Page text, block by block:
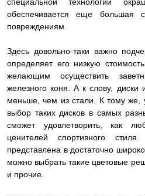
обеспечивается еще большая
повреждениям.
Здесь довольно-таки важно
определяет его низкую
желающим осуществить
железного коня. А к слову,
меньше, чем из стали. К тому же,
выбор таких дисков в самых
сможет удовлетворить, как
ценителей спортивного
представлена в достаточно
можно выбрать такие цветовые
и прочие.